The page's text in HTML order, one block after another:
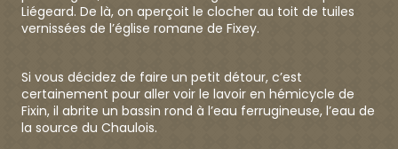
Liégeard. De là, on aperçoit le clocher au toit de tuiles
vernissées de l’église romane de Fixey.
Si vous décidez de faire un petit détour, c’est
certainement pour aller voir le lavoir en hémicycle de
Fixin, il abrite un bassin rond à l’eau ferrugineuse, l’eau de
la source du Chaulois.